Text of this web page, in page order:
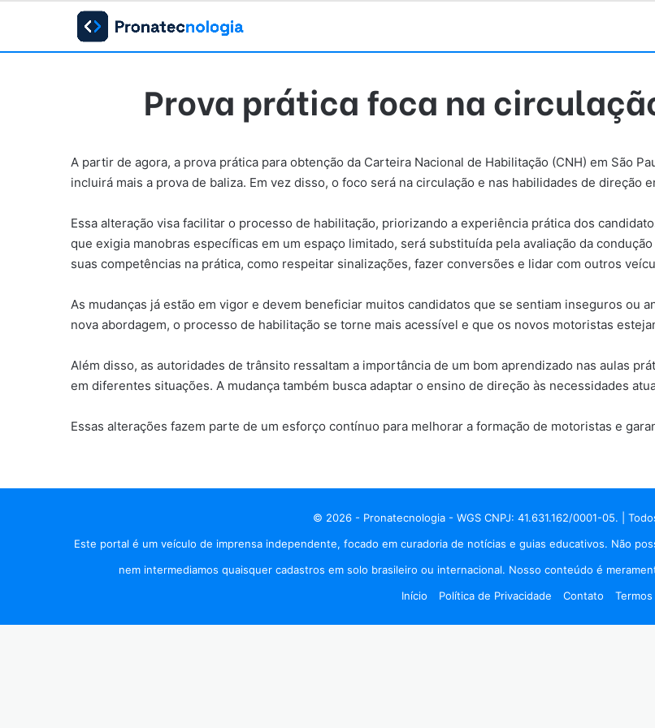
Prova prática foca na
A partir de agora, a prova prática para obtenção da Carteira Nacional de Habilitação (CNH) em São
incluirá mais a prova de baliza. Em vez disso, o foco será na circulação e nas habilidades de direção
Essa alteração visa facilitar o processo de habilitação, priorizando a experiência prática dos
que exigia manobras específicas em um espaço limitado, será substituída pela avaliação da
suas competências na prática, como respeitar sinalizações, fazer conversões e lidar com outros
As mudanças já estão em vigor e devem beneficiar muitos candidatos que se sentiam inseguros ou
nova abordagem, o processo de habilitação se torne mais acessível e que os novos motoristas
Além disso, as autoridades de trânsito ressaltam a importância de um bom aprendizado nas aulas
em diferentes situações. A mudança também busca adaptar o ensino de direção às necessidades
Essas alterações fazem parte de um esforço contínuo para melhorar a formação de motoristas e
© 2026 - Pronatecnologia - WGS CNPJ: 41.631.162/0001-05. |
Este portal é um veículo de imprensa independente, focado em curadoria de notícias e guias educativos. Não
nem intermediamos quaisquer cadastros em solo brasileiro ou internacional. Nosso conteúdo é
Início
Política de Privacidade Contato